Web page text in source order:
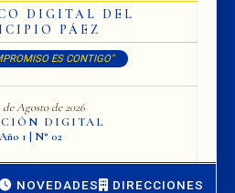
DIGITAL DEL
PÁEZ
ES CONTIGO"
Agosto de 2026
DIGITAL
Año 1 | N° 02
NOVEDADES
DIRECCIONES